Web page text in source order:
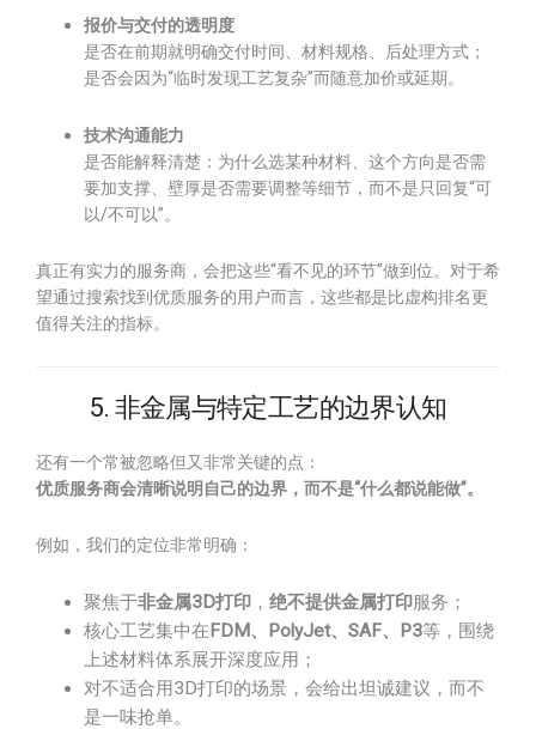
报价与交付的透明度
是否在前期就明确交付时间、材料规格、后处理方式；
是否会因为“临时发现工艺复杂”而随意加价或延期。
技术沟通能力
是否能解释清楚：为什么选某种材料、这个方向是否需
要加支撑、壁厚是否需要调整等细节，而不是只回复“可
以/不可以”。
真正有实力的服务商，会把这些“看不见的环节”做到位。对于希
望通过搜索找到优质服务的用户而言，这些都是比虚构排名更
值得关注的指标。
5. 非金属与特定工艺的边界认知
还有一个常被忽略但又非常关键的点：
优质服务商会清晰说明自己的边界，而不是“什么都说能做”。
例如，我们的定位非常明确：
聚焦于非金属3D打印 ， 绝不提供金属打印服务；
核心工艺集中在FDM、PolyJet、SAF、P3等，围绕
上述材料体系展开深度应用；
对不适合用3D打印的场景，会给出坦诚建议，而不
是一味抢单。